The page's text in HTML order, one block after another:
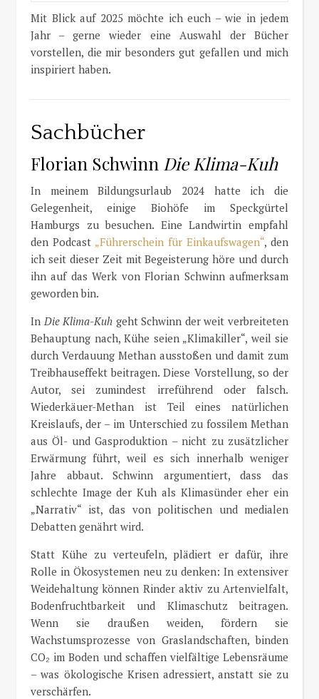
Mit Blick auf 2025 möchte ich euch – wie in jedem
Jahr – gerne wieder eine Auswahl der Bücher
vorstellen, die mir besonders gut gefallen und mich
inspiriert haben.
Sachbücher
Florian Schwinn Die Klima-Kuh
In meinem Bildungsurlaub 2024 hatte ich die
Gelegenheit, einige Biohöfe im Speckgürtel
Hamburgs zu besuchen. Eine Landwirtin empfahl
den Podcast „Führerschein für Einkaufswagen“, den
ich seit dieser Zeit mit Begeisterung höre und durch
ihn auf das Werk von Florian Schwinn aufmerksam
geworden bin.
In Die Klima-Kuh geht Schwinn der weit verbreiteten
Behauptung nach, Kühe seien „Klimakiller“, weil sie
durch Verdauung Methan ausstoßen und damit zum
Treibhauseffekt beitragen. Diese Vorstellung, so der
Autor, sei zumindest irreführend oder falsch.
Wiederkäuer-Methan ist Teil eines natürlichen
Kreislaufs, der – im Unterschied zu fossilem Methan
aus Öl- und Gasproduktion – nicht zu zusätzlicher
Erwärmung führt, weil es sich innerhalb weniger
Jahre abbaut. Schwinn argumentiert, dass das
schlechte Image der Kuh als Klimasünder eher ein
„Narrativ“ ist, das von politischen und medialen
Debatten genährt wird.
Statt Kühe zu verteufeln, plädiert er dafür, ihre
Rolle in Ökosystemen neu zu denken: In extensiver
Weidehaltung können Rinder aktiv zu Artenvielfalt,
Bodenfruchtbarkeit und Klimaschutz beitragen.
Wenn sie draußen weiden, fördern sie
Wachstumsprozesse von Graslandschaften, binden
CO₂ im Boden und schaffen vielfältige Lebensräume
– was ökologische Krisen adressiert, anstatt sie zu
verschärfen.